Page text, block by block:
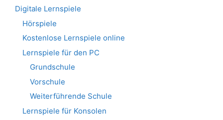
Digitale Lernspiele
Hörspiele
Kostenlose Lernspiele online
Lernspiele für den PC
Grundschule
Vorschule
Weiterführende Schule
Lernspiele für Konsolen